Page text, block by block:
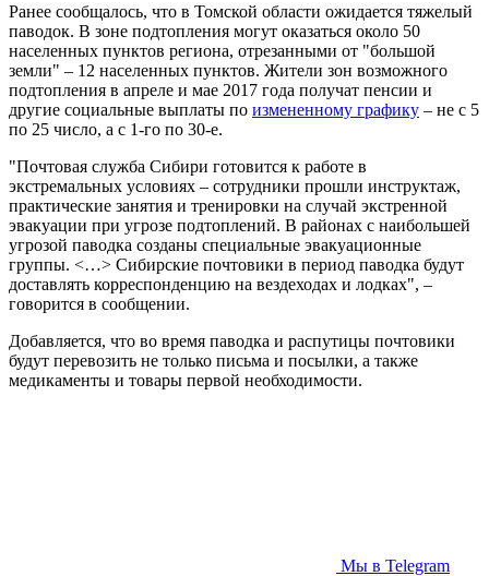
Ранее сообщалось, что в Томской области ожидается тяжелый
паводок. В зоне подтопления могут оказаться около 50
населенных пунктов региона, отрезанными от "большой
земли" – 12 населенных пунктов. Жители зон возможного
подтопления в апреле и мае 2017 года получат пенсии и
другие социальные выплаты по измененному графику – не с 5
по 25 число, а с 1-го по 30-е.
"Почтовая служба Сибири готовится к работе в
экстремальных условиях – сотрудники прошли инструктаж,
практические занятия и тренировки на случай экстренной
эвакуации при угрозе подтоплений. В районах с наибольшей
угрозой паводка созданы специальные эвакуационные
группы. <…> Сибирские почтовики в период паводка будут
доставлять корреспонденцию на вездеходах и лодках", –
говорится в сообщении.
Добавляется, что во время паводка и распутицы почтовики
будут перевозить не только письма и посылки, а также
медикаменты и товары первой необходимости.
Мы в Telegram